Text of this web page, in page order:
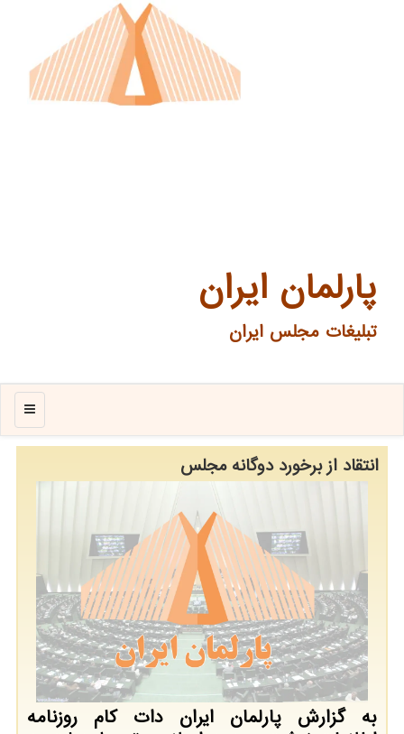
پارلمان ایران
تبلیغات مجلس ایران
منو
انتقاد از برخورد دوگانه مجلس
به گزارش پارلمان ایران دات کام روزنامه